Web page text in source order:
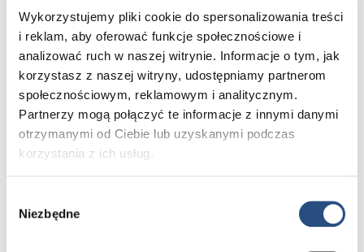
Wykorzystujemy pliki cookie do spersonalizowania treści
i reklam, aby oferować funkcje społecznościowe i
analizować ruch w naszej witrynie. Informacje o tym, jak
korzystasz z naszej witryny, udostępniamy partnerom
społecznościowym, reklamowym i analitycznym.
Partnerzy mogą połączyć te informacje z innymi danymi
otrzymanymi od Ciebie lub uzyskanymi podczas
korzystania z ich usług.
zgody
Niezbędne
Interesuje Cię
zakup
samochodów
nowych?
Zadzwoń